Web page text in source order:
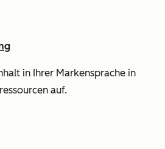
in Ihrer Markensprache in
auf.